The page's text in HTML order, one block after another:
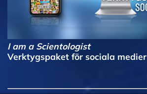
I am a Scientologist
Verktygspaket för sociala medier